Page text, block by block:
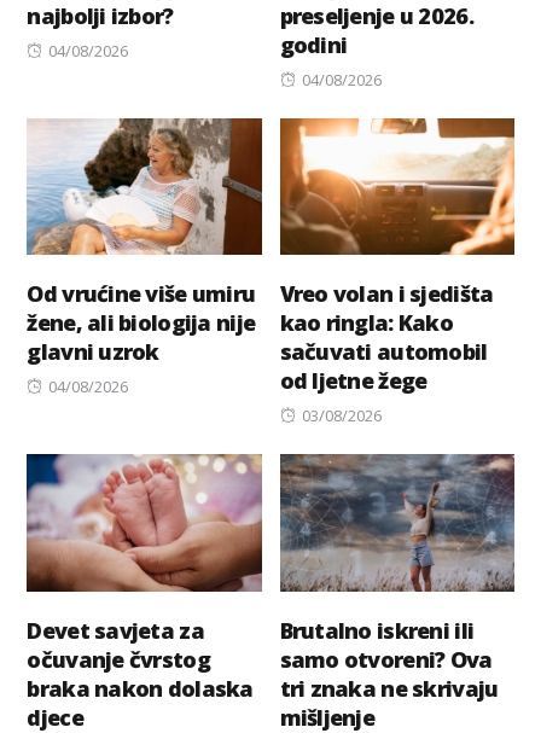
najbolji izbor?
Posted
04/08/2026
preseljenje u 2026.
godini
Posted
04/08/2026
Od vrućine više umiru
žene, ali biologija nije
glavni uzrok
Posted
04/08/2026
Vreo volan i sjedišta
kao ringla: Kako
sačuvati automobil
od ljetne žege
Posted
03/08/2026
Devet savjeta za
očuvanje čvrstog
braka nakon dolaska
djece
Brutalno iskreni ili
samo otvoreni? Ova
tri znaka ne skrivaju
mišljenje